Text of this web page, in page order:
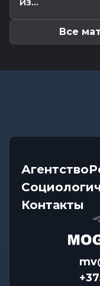
Все
Агентство
Контакты